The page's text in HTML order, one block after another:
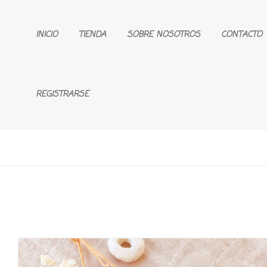
INICIO TIENDA SOBRE NOSOTROS CONTACTO
REGISTRARSE
🔍